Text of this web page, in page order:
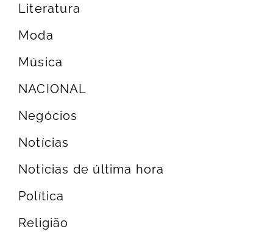
Literatura
Moda
Música
NACIONAL
Negócios
Notícias
Noticias de última hora
Política
Religião